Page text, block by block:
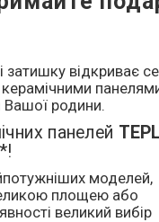
відкриває
Вашої родини.
панелей
моделей,
площею або
великий вибір